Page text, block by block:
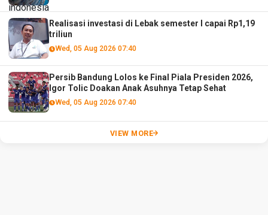
Realisasi investasi di Lebak semester I capai Rp1,19
triliun
Wed, 05 Aug 2026 07:40
Persib Bandung Lolos ke Final Piala Presiden 2026,
Igor Tolic Doakan Anak Asuhnya Tetap Sehat
Wed, 05 Aug 2026 07:40
VIEW MORE